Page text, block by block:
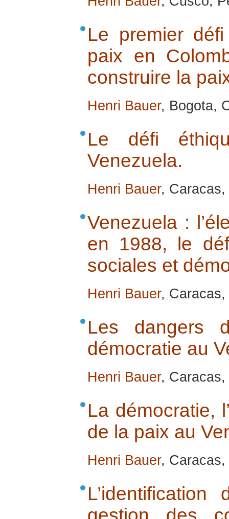
Le premier
paix en
construire la
Henri Bauer, Bogota,
Le défi
Venezuela.
Henri Bauer, Caracas,
Venezuela :
en 1988, le
sociales et
Henri Bauer, Caracas,
Les dangers
démocratie au
Henri Bauer, Caracas,
La démocratie,
de la paix au
Henri Bauer, Caracas,